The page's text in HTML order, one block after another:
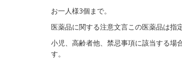
お一人様3個まで。
医薬品に関する注意文言この医薬品は指
小児、高齢者他、禁忌事項に該当する場
す。